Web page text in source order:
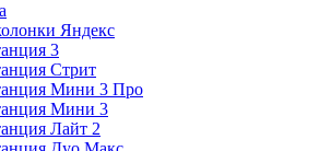
Яндекс
3
Стрит
Мини 3 Про
Мини 3
Лайт 2